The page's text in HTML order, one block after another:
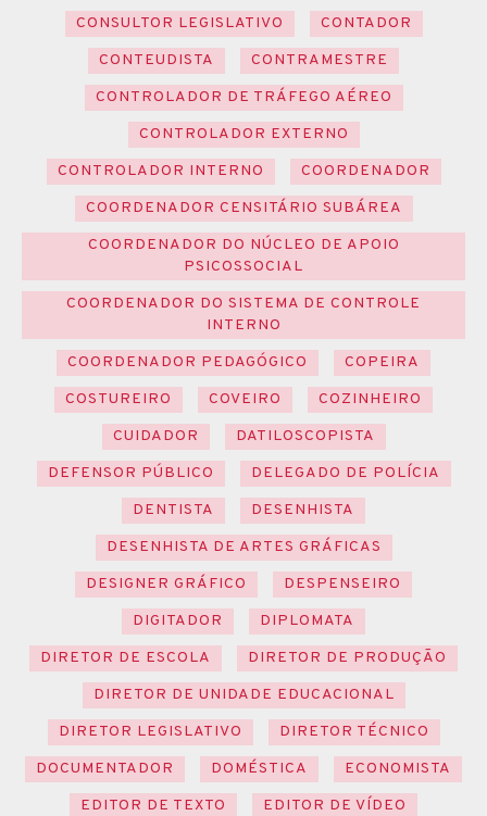
CONSULTOR LEGISLATIVO
CONTADOR
CONTEUDISTA
CONTRAMESTRE
CONTROLADOR DE TRÁFEGO AÉREO
CONTROLADOR EXTERNO
CONTROLADOR INTERNO
COORDENADOR
COORDENADOR CENSITÁRIO SUBÁREA
COORDENADOR DO NÚCLEO DE APOIO
PSICOSSOCIAL
COORDENADOR DO SISTEMA DE CONTROLE
INTERNO
COORDENADOR PEDAGÓGICO
COPEIRA
COSTUREIRO
COVEIRO
COZINHEIRO
CUIDADOR
DATILOSCOPISTA
DEFENSOR PÚBLICO
DELEGADO DE POLÍCIA
DENTISTA
DESENHISTA
DESENHISTA DE ARTES GRÁFICAS
DESIGNER GRÁFICO
DESPENSEIRO
DIGITADOR
DIPLOMATA
DIRETOR DE ESCOLA
DIRETOR DE PRODUÇÃO
DIRETOR DE UNIDADE EDUCACIONAL
DIRETOR LEGISLATIVO
DIRETOR TÉCNICO
DOCUMENTADOR
DOMÉSTICA
ECONOMISTA
EDITOR DE TEXTO
EDITOR DE VÍDEO